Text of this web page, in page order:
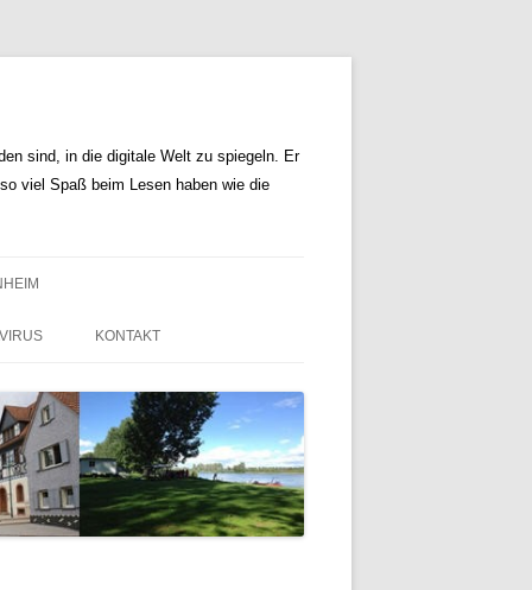
sind, in die digitale Welt zu spiegeln. Er
viel Spaß beim Lesen haben wie die
KONTAKT